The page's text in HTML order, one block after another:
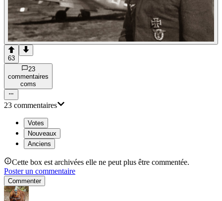
63
23
commentaires
coms
23 commentaires
Votes
Nouveaux
Anciens
Cette box est archivées elle ne peut plus être commentée.
Poster un commentaire
Commenter